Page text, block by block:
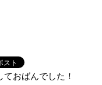
おばんでした！